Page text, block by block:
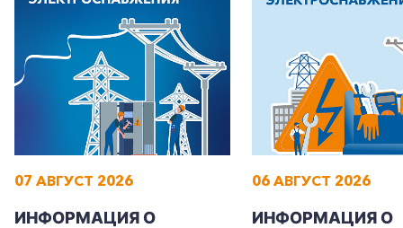
07 АВГУСТ 2026
ИНФОРМАЦИЯ О
06 АВГУСТ 2026
ИНФОРМАЦИЯ О